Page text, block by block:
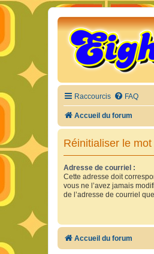
Raccourcis FAQ
Accueil du forum
Réinitialiser le
Adresse de courriel :
Cette adresse doit
vous ne l’avez jamais
de l’adresse de courriel
Accueil du forum